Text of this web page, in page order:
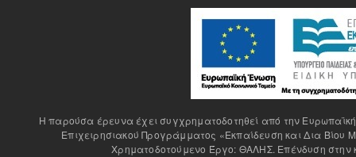
H παρούσα έρευνα έχει συγχρηματοδοτηθεί από την
Επιχειρησιακού Προγράμματος «Εκπαίδευση και Δια Βίου
Χρηματοδοτούμενο Έργο: ΘΑΛΗΣ. Επένδυση στην